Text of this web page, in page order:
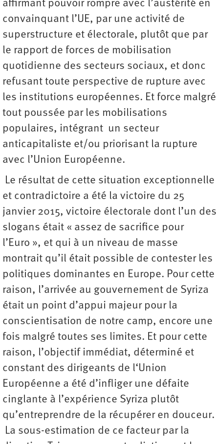
affirmant pouvoir rompre avec l’austérité en
convainquant l’UE, par une activité de
superstructure et électorale, plutôt que par
le rapport de forces de mobilisation
quotidienne des secteurs sociaux, et donc
refusant toute perspective de rupture avec
les institutions européennes. Et force malgré
tout poussée par les mobilisations
populaires, intégrant un secteur
anticapitaliste et/ou priorisant la rupture
avec l’Union Européenne.
Le résultat de cette situation exceptionnelle
et contradictoire a été la victoire du 25
janvier 2015, victoire électorale dont l’un des
slogans était « assez de sacrifice pour
l’Euro », et qui à un niveau de masse
montrait qu’il était possible de contester les
politiques dominantes en Europe. Pour cette
raison, l’arrivée au gouvernement de Syriza
était un point d’appui majeur pour la
conscientisation de notre camp, encore une
fois malgré toutes ses limites. Et pour cette
raison, l’objectif immédiat, déterminé et
constant des dirigeants de l‘Union
Européenne a été d’infliger une défaite
cinglante à l’expérience Syriza plutôt
qu’entreprendre de la récupérer en douceur.
La sous-estimation de ce facteur par la